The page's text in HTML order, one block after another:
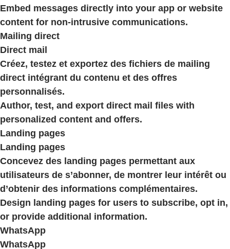
Embed messages directly into your app or website
content for non-intrusive communications.
Mailing direct
Direct mail
Créez, testez et exportez des fichiers de mailing
direct intégrant du contenu et des offres
personnalisés.
Author, test, and export direct mail files with
personalized content and offers.
Landing pages
Landing pages
Concevez des landing pages permettant aux
utilisateurs de s’abonner, de montrer leur intérêt ou
d’obtenir des informations complémentaires.
Design landing pages for users to subscribe, opt in,
or provide additional information.
WhatsApp
WhatsApp